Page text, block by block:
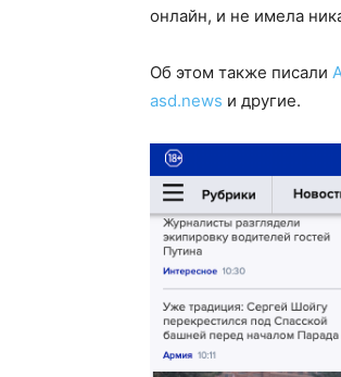
онлайн, и не имела
Об этом также писали
asd.news и другие.